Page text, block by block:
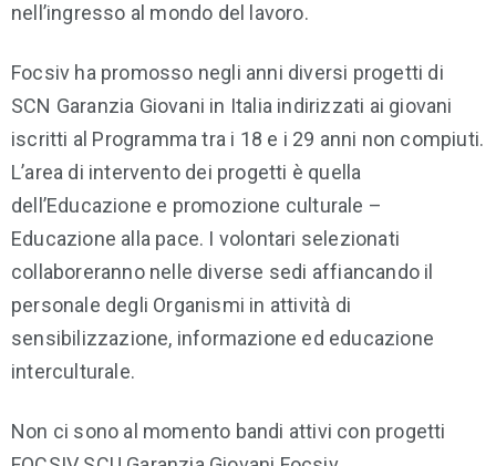
nell’ingresso al mondo del lavoro.
Focsiv ha promosso negli anni diversi progetti di
SCN Garanzia Giovani in Italia indirizzati ai giovani
iscritti al Programma tra i 18 e i 29 anni non compiuti.
L’area di intervento dei progetti è quella
dell’Educazione e promozione culturale –
Educazione alla pace. I volontari selezionati
collaboreranno nelle diverse sedi affiancando il
personale degli Organismi in attività di
sensibilizzazione, informazione ed educazione
interculturale.
Non ci sono al momento bandi attivi con progetti